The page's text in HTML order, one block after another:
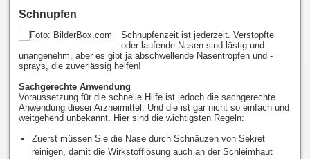
Schnupfen
Schnupfenzeit ist jederzeit. Verstopfte
oder laufende Nasen sind lästig und
unangenehm, aber es gibt ja abschwellende Nasentropfen und -
sprays, die zuverlässig helfen!
Sachgerechte Anwendung
Voraussetzung für die schnelle Hilfe ist jedoch die sachgerechte
Anwendung dieser Arzneimittel. Und die ist gar nicht so einfach und
weitgehend unbekannt. Hier sind die wichtigsten Regeln:
Zuerst müssen Sie die Nase durch Schnäuzen von Sekret
reinigen, damit die Wirkstofflösung auch an der Schleimhaut